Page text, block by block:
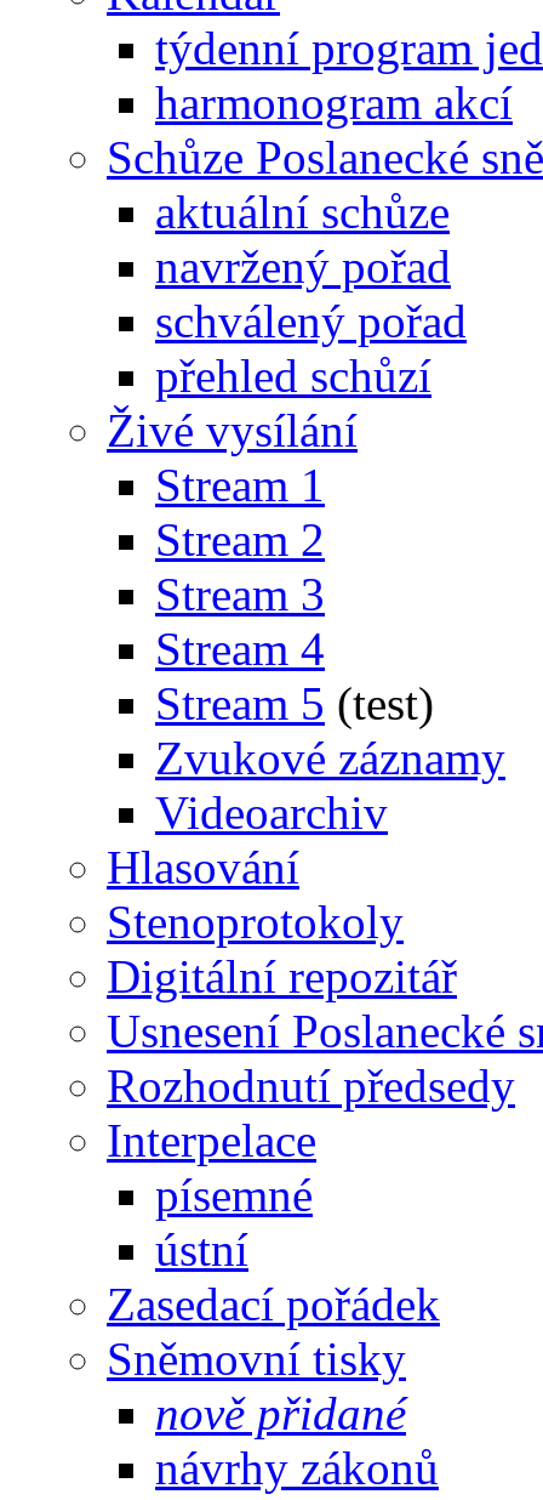
týdenní program
harmonogram akcí
Schůze Poslanecké
aktuální schůze
navržený pořad
schválený pořad
přehled schůzí
Živé vysílání
Stream 1
Stream 2
Stream 3
Stream 4
Stream 5 (test)
Zvukové záznamy
Videoarchiv
Hlasování
Stenoprotokoly
Digitální repozitář
Usnesení Poslanecké
Rozhodnutí předsedy
Interpelace
písemné
ústní
Zasedací pořádek
Sněmovní tisky
nově přidané
návrhy zákonů